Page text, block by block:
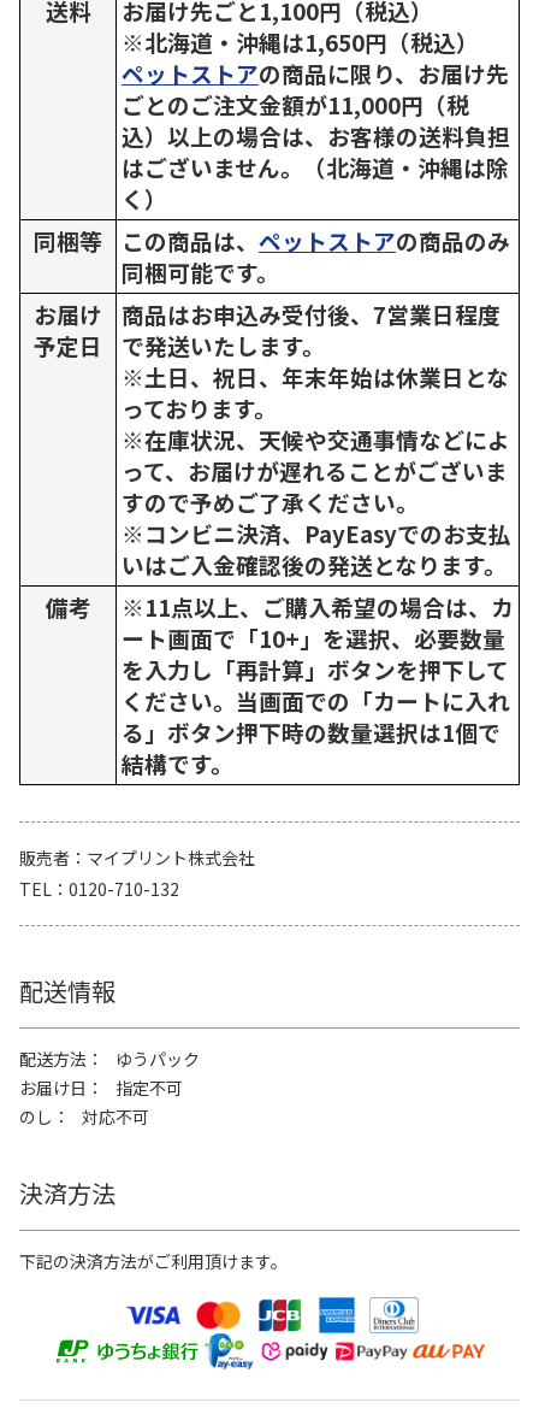
送料
お届け先ごと1,100円（税込）
※北海道・沖縄は1,650円（税込）
ペットストアの商品に限り、お届け先
ごとのご注文金額が11,000円（税
込）以上の場合は、お客様の送料負担
はございません。（北海道・沖縄は除
く）
同梱等
この商品は、 ペットストアの商品のみ
同梱可能です。
お届け
予定日
商品はお申込み受付後、7営業日程度
で発送いたします。
※土日、祝日、年末年始は休業日とな
っております。
※在庫状況、天候や交通事情などによ
って、お届けが遅れることがございま
すので予めご了承ください。
※コンビニ決済、PayEasyでのお支払
いはご入金確認後の発送となります。
備考
※11点以上、ご購入希望の場合は、カ
ート画面で「10+」を選択、必要数量
を入力し「再計算」ボタンを押下して
ください。当画面での「カートに入れ
る」ボタン押下時の数量選択は1個で
結構です。
販売者
マイプリント株式会社
TEL
0120-710-132
配送情報
配送方法
ゆうパック
お届け日
指定不可
のし
対応不可
決済方法
下記の決済方法がご利用頂けます。